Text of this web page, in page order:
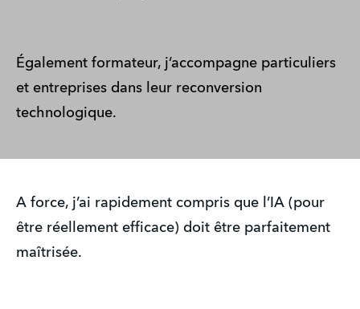
Également formateur, j’accompagne particuliers
et entreprises dans leur reconversion
technologique.
A force, j’ai rapidement compris que l’IA (pour
être réellement efficace) doit être parfaitement
maîtrisée.